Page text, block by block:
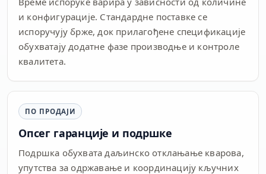
и конфигурације. Стандардне поставке се
испоручују брже, док прилагођене спецификације
обухватају додатне фазе производње и контроле
квалитета.
ПО ПРОДАЈИ
Опсег гаранције и подршке
Подршка обухвата даљинско отклањање кварова,
упутства за одржавање и координацију кључних